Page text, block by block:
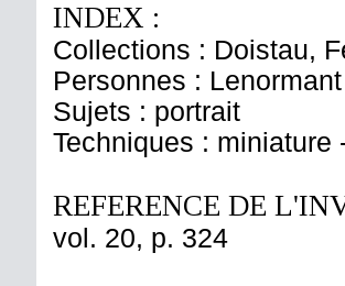
INDEX :
Collections : Doistau,
Personnes :
Sujets : portrait
Techniques :
REFERENCE DE
vol. 20, p. 324